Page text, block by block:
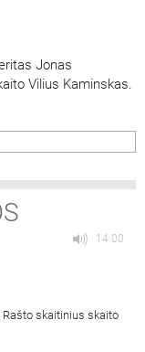
Jonas
Vilius Kaminskas.
14:00
skaitinius skaito